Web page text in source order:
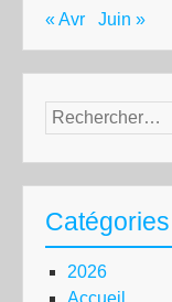
« Avr Juin »
Rechercher :
Catégories
2026
Accueil